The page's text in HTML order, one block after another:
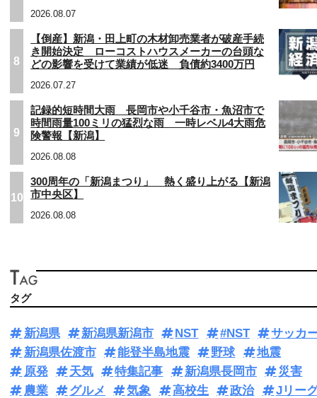
2026.08.07
8
【倒産】新潟・田上町の木材卸売業者が破産手続
き開始決定 ローコストハウスメーカーの台頭な
どの影響を受けて業績が低迷 負債約3400万円
2026.07.27
9
記録的短時間大雨 長岡市や小千谷市・魚沼市で
時間雨量100ミリの猛烈な雨 一時レベル4大雨危
険警報【新潟】
2026.08.08
10
300周年の「新潟まつり」 熱く盛り上がる【新潟
市中央区】
2026.08.08
タグ
新潟県 新潟県新潟市 NST #NST
サッカ
新潟県佐渡市
能登半島地震 野球
地震
原発
天気 特集記事 新潟県長岡市
災害
農業
グルメ 気象 高校生 政治 Jリー